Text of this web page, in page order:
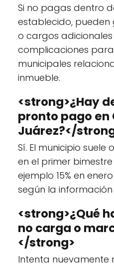
Si no pagas dentro
establecido,
o cargos
complicaciones
municipales
inmueble.
<strong>¿Hay
pronto pago en
Juárez?</
Sí. El municipio
en el primer
ejemplo 15% en
según la
<strong>¿Qué
no carga o
</strong>
Intenta nuevamente